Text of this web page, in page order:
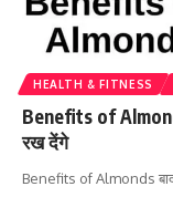
HEALTH & FITNESS
Benefits of
रख देंगे
Benefits of Almonds